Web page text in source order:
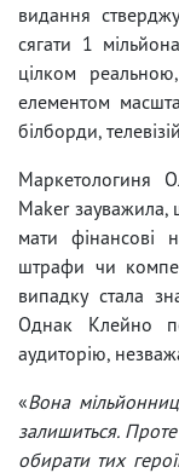
видання
сягати 1
цілком
елементом
білборди,
Маркетологиня
Maker
мати фінансові
штрафи чи
випадку стала
Однак Клейно
аудиторію,
«Вона
залишиться.
обирати тих